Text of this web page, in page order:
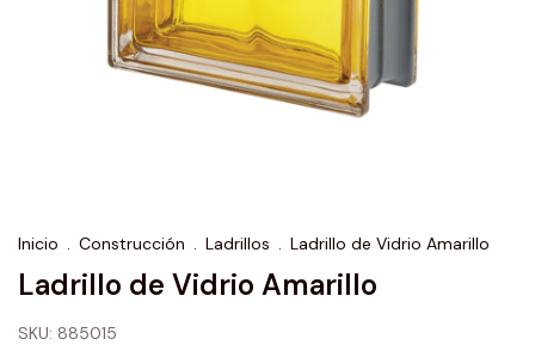
Inicio . Construcción . Ladrillos . Ladrillo de Vidrio Amarillo
Ladrillo de Vidrio Amarillo
SKU: 885015